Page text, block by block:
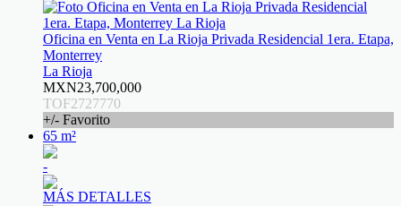
Oficina en Venta en La Rioja Privada Residencial 1era. Etapa,
Monterrey
La Rioja
MXN23,700,000
TOF2727770
+/- Favorito
65 m²
-
MÁS DETALLES